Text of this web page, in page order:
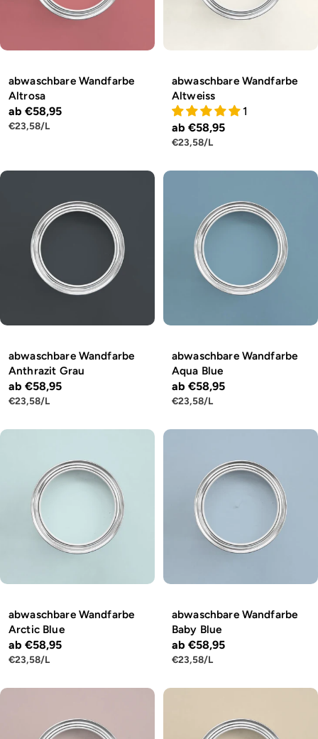
abwaschbare Wandfarbe
Altrosa
Regulärer
Preis
ab €58,95
STÜCKPREIS
€23,58/PRO
L
abwaschbare Wandfarbe
Altweiss
1
Regulärer
Preis
ab €58,95
STÜCKPREIS
€23,58/PRO
L
abwaschbare Wandfarbe
Anthrazit Grau
Regulärer
Preis
ab €58,95
STÜCKPREIS
€23,58/PRO
L
abwaschbare Wandfarbe
Aqua Blue
Regulärer
Preis
ab €58,95
STÜCKPREIS
€23,58/PRO
L
abwaschbare Wandfarbe
Arctic Blue
Regulärer
Preis
ab €58,95
STÜCKPREIS
€23,58/PRO
L
abwaschbare Wandfarbe
Baby Blue
Regulärer
Preis
ab €58,95
STÜCKPREIS
€23,58/PRO
L